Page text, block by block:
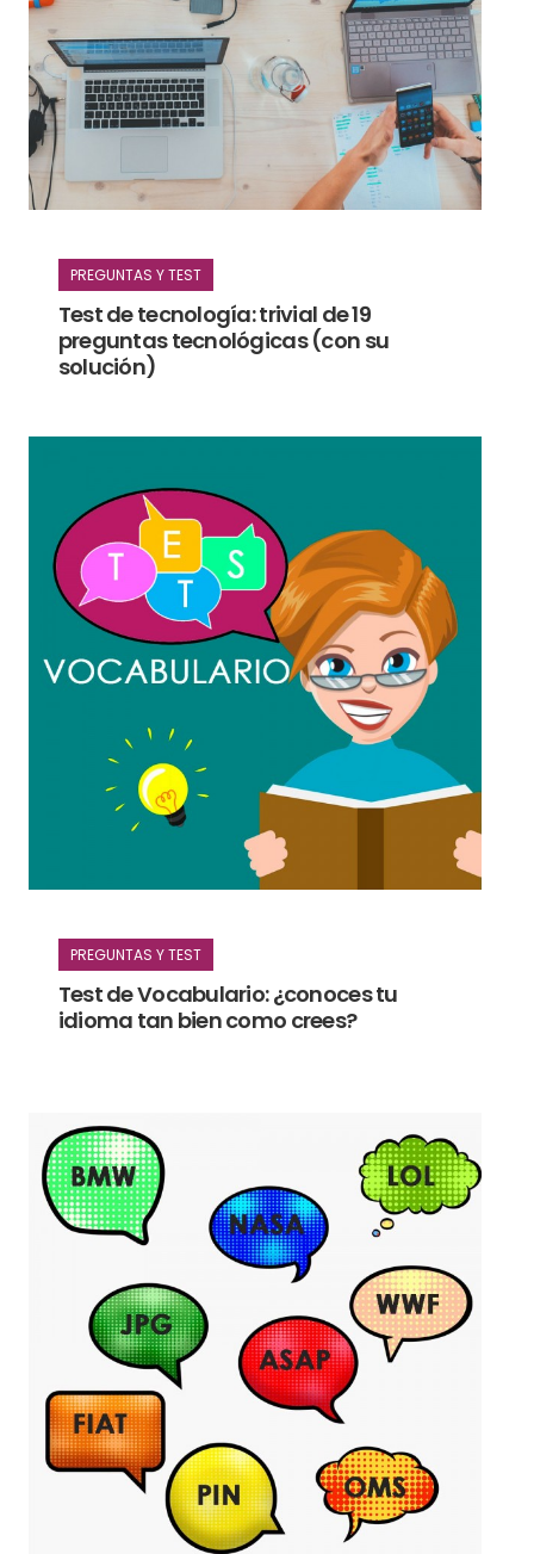
PREGUNTAS Y TEST
Test de tecnología: trivial de 19
preguntas tecnológicas (con su
solución)
PREGUNTAS Y TEST
Test de Vocabulario: ¿conoces tu
idioma tan bien como crees?